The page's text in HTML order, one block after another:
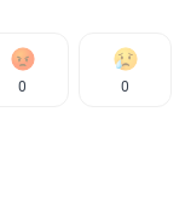
0 0